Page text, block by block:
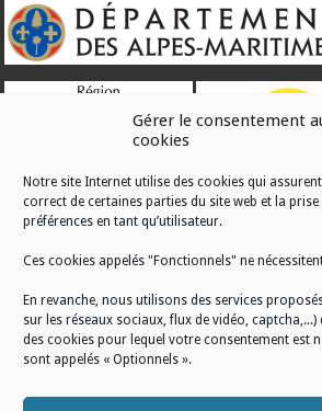
Gérer le consentement
cookies
Notre site Internet utilise des cookies qui
correct de certaines parties du site web et la
préférences en tant qu’utilisateur.
Ces cookies appelés "Fonctionnels" ne
En revanche, nous utilisons des services
sur les réseaux sociaux, flux de vidéo,
des cookies pour lequel votre consentement est
sont appelés « Optionnels ».
RÉALISATION